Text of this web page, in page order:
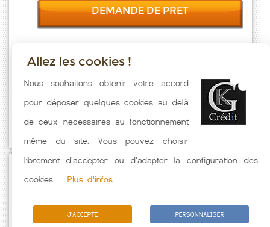
DEMANDE DE PRET
Taux emprunt actualisés (Carquefou) toutes les semaines. Taux
Immobilier pratiqués par nos partenaires bancaires. Meilleur Taux
hors assurance. Taux crédit immobilier indicatif fonction des
caractéristiques de l'emprunteur.
Allez les cookies !
Nous souhaitons obtenir votre accord
pour déposer quelques cookies au delà
de ceux nécessaires au fonctionnement
même du site. Vous pouvez choisir
librement d'accepter ou d'adapter la configuration des
cookies.
Plus d'infos
J'ACCEPTE PERSONNALISER